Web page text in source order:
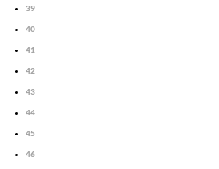
39
40
41
42
43
44
45
46